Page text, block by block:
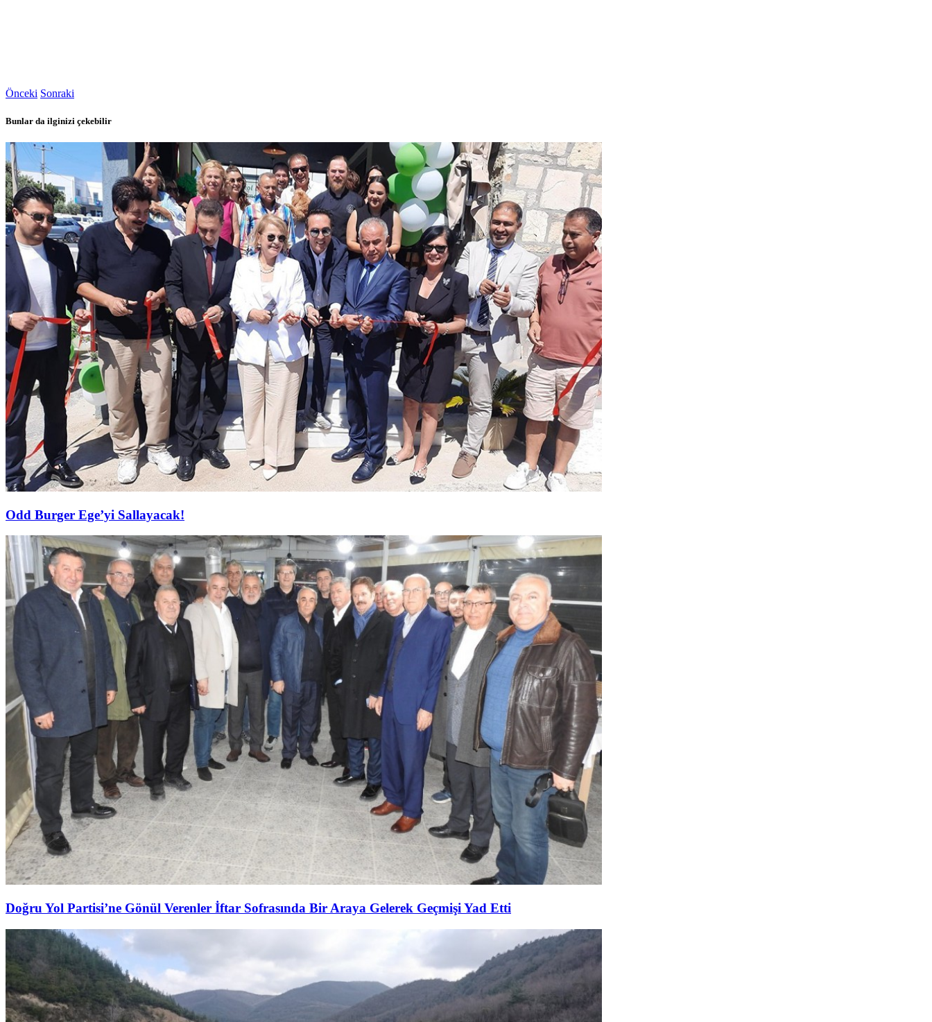
Önceki Sonraki
Bunlar da ilginizi çekebilir
Odd Burger Ege’yi Sallayacak!
Doğru Yol Partisi’ne Gönül Verenler İftar Sofrasında Bir Araya Gelerek Geçmişi Yad Etti